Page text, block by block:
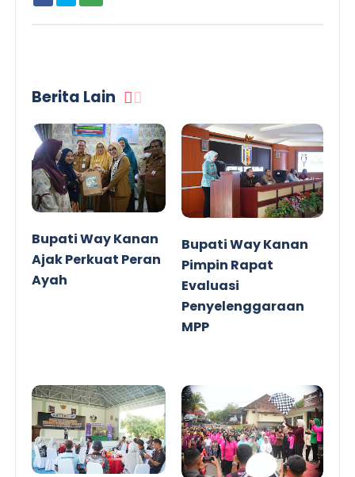
Berita Lain
Bupati Way Kanan
Ajak Perkuat Peran
Ayah
Bupati Way Kanan
Pimpin Rapat
Evaluasi
Penyelenggaraan
MPP